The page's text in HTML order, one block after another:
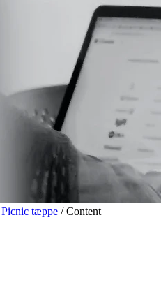
Picnic tæppe / Content